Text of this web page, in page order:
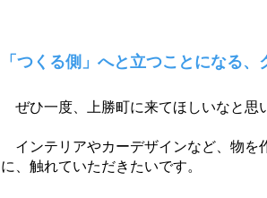
「つくる側」へと立つことになる
ぜひ一度、上勝町に来てほしいなと思
インテリアやカーデザインなど、物を
に、触れていただきたいです。